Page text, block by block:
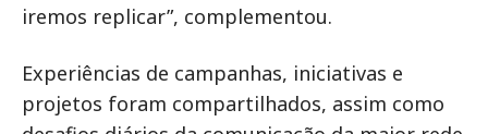
iremos replicar”, complementou.
Experiências de campanhas, iniciativas e
projetos foram compartilhados, assim como